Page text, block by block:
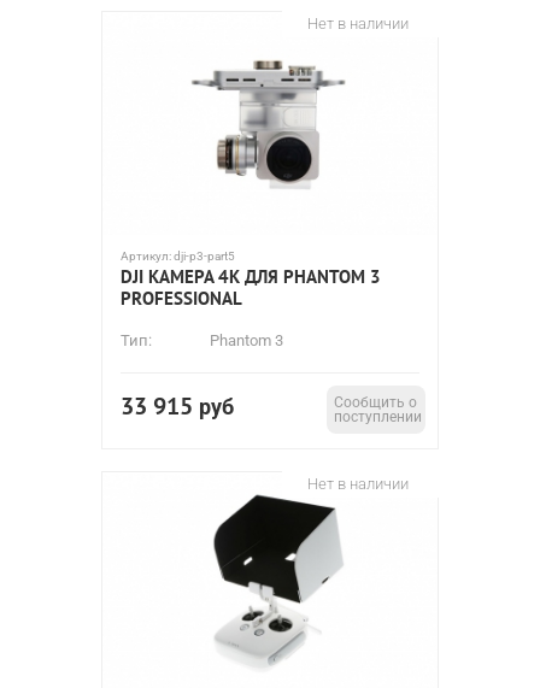
Нет в наличии
Артикул:dji-p3-part5
DJI КАМЕРА 4K ДЛЯ PHANTOM 3
PROFESSIONAL
Тип: Phantom 3
33 915 руб
Сообщить о
поступлении
Нет в наличии